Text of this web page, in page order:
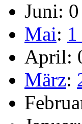
Juni:
Mai:
April:
März: